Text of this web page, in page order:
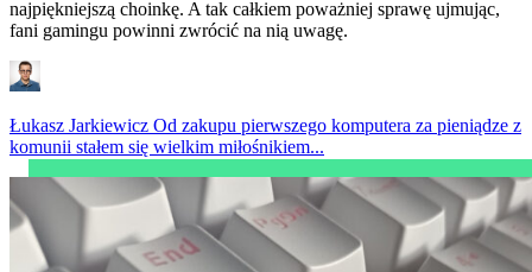
najpiękniejszą choinkę. A tak całkiem poważniej sprawę ujmując,
fani gamingu powinni zwrócić na nią uwagę.
Łukasz Jarkiewicz Od zakupu pierwszego komputera za pieniądze z
komunii stałem się wielkim miłośnikiem...